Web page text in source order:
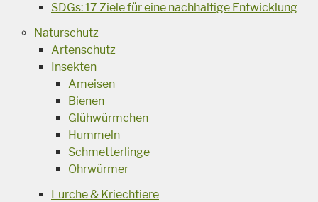
SDGs: 17 Ziele für eine nachhaltige Entwicklung
Naturschutz
Artenschutz
Insekten
Ameisen
Bienen
Glühwürmchen
Hummeln
Schmetterlinge
Ohrwürmer
Lurche & Kriechtiere